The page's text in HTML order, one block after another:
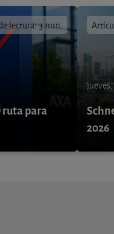
lectura: 3 min.
ruta para
2026